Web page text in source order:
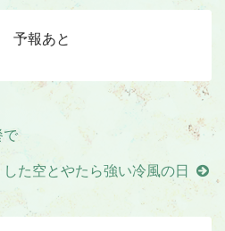
予報あと
した空とやたら強い冷風の日